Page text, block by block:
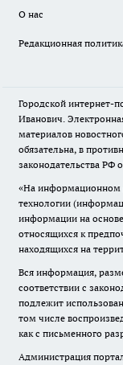
О нас
Редакционная
Городской интернет-
Иванович.
материалов
обязательна, в
законодательства РФ
«На информационном
технологии
информации на
относящихся к
находящихся на
Вся информация,
соответствии с
подлежит
том числе
как с письменного
Администрация